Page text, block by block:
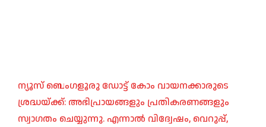
ന്യൂസ് ബെംഗളൂരു ഡോട്ട് കോം വായനക്കാരുടെ
ശ്രദ്ധയ്ക്ക്: അഭിപ്രായങ്ങളും പ്രതികരണങ്ങളും
സ്വാഗതം ചെയ്യുന്നു. എന്നാൽ വിദ്വേഷം, വെറുപ്പ്,